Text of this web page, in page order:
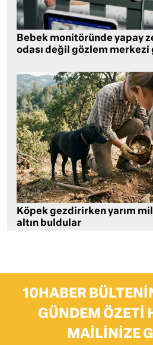
Bebek monitöründe yapay
odası değil gözlem
Köpek gezdirirken yarım
altın buldular
10HABER
GÜNDEM ÖZETI
MAILINIZE